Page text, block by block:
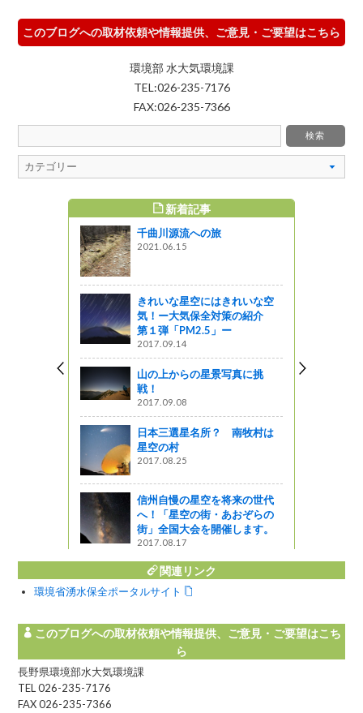
このブログへの取材依頼や情報提供、ご意見・ご要望はこちら
環境部 水大気環境課
TEL:026-235-7176
FAX:026-235-7366
新着記事
千曲川源流への旅
2021.06.15
きれいな星空にはきれいな空
気！ー大気保全対策の紹介
第１弾「PM2.5」ー
2017.09.14
山の上からの星景写真に挑
戦！
2017.09.08
日本三選星名所？ 南牧村は
星空の村
2017.08.25
信州自慢の星空を将来の世代
へ！「星空の街・あおぞらの
街」全国大会を開催します。
2017.08.17
関連リンク
環境省湧水保全ポータルサイト
このブログへの取材依頼や情報提供、ご意見・ご要望はこち
ら
長野県環境部水大気環境課
TEL 026-235-7176
FAX 026-235-7366